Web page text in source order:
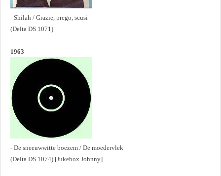
- Shilah / Grazie, prego, scusi
(Delta DS 1071)
1963
- De sneeuwwitte boezem / De moedervlek
(Delta DS 1074) [Jukebox Johnny]